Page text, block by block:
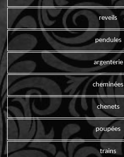
reveils
pendules
argenterie
cheminées
chenets
poupées
trains